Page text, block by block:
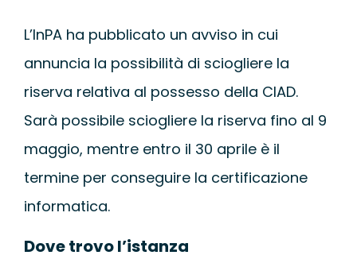
WEBINAR
UNIVERSITÀ
L’InPA ha pubblicato un avviso in cui
annuncia la possibilità di sciogliere la
riserva relativa al possesso della CIAD.
Sarà possibile sciogliere la riserva fino al 9
maggio, mentre entro il 30 aprile è il
termine per conseguire la certificazione
informatica.
Dove trovo l’istanza